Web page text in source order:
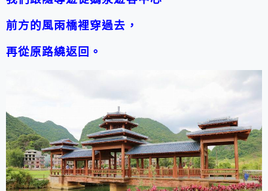
前方的風雨橋裡穿過去，
再從原路繞返回。